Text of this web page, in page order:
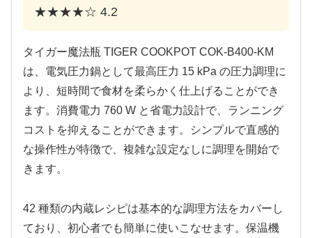
★★★★☆ 4.2
タイガー魔法瓶 TIGER COOKPOT COK-B400-KM
は、電気圧力鍋として最高圧力 15 kPa の圧力調理に
より、短時間で食材を柔らかく仕上げることができ
ます。消費電力 760 W と省電力設計で、ランニング
コストを抑えることができます。シンプルで直感的
な操作性が特徴で、複雑な設定なしに調理を開始で
きます。
42 種類の内蔵レシピは基本的な調理方法をカバーし
ており、初心者でも簡単に使いこなせます。保温機